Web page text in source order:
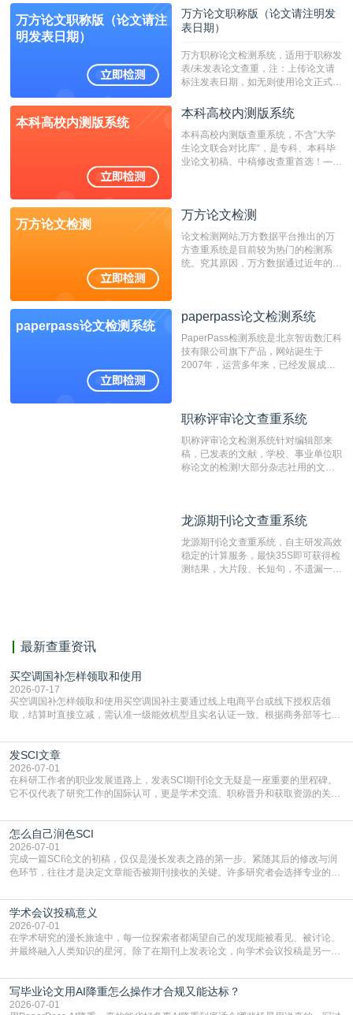
定院校！！！
万方论文职称版（论文请注
明发表日期）
万方论文职称版（论文请注明发
表日期）
万方职称论文检测系统，适用于职称发
表/未发表论文查重，注：上传论文请
标注发表日期，如无则使用论文正式发
成时间作为发表日期。
本科高校内测版系统
本科高校内测版系统
本科高校内测版查重系统，不含”大学
生论文联合对比库“，是专科、本科毕
业论文初稿、中稿修改查重首选！——
万方论文检测
万方论文检测
论文检测网站,万方数据平台推出的万
方查重系统是目前较为热门的检测系
统。究其原因，万方数据通过近年的发
非。其次，相对于知网而言，万方检测
重的推荐系统。
paperpass论文检测系统
paperpass论文检测系统
PaperPass检测系统是北京智齿数汇科
技有限公司旗下产品，网站诞生于
2007年，运营多年来，已经发展成为
检测速度快、精度高，市场反映良好。
职称评审论文查重系统
职称评审论文检测系统针对编辑部来
稿，已发表的文献，学校、事业单位职
称论文的检测!大部分杂志社用的文献
编辑部检测来稿和已发表的文献,检测
测时注意填写第一作者,才能排除已发
表文献复制比。（限制字符数1万）
龙源期刊论文查重系统
龙源期刊论文查重系统，自主研发高效
稳定的计算服务，最快35S即可获得检
测结果，大片段、长短句，不遗漏一处
最新查重资讯
买空调国补怎样领取和使用
2026-07-17
买空调国补怎样领取和使用买空调国补主要通过线上电商平台或线下授权店领
取，结算时直接立减‌，需认准一级能效机型且实名认证一致。根据商务部等七部
能领到补贴首选‌京东APP‌搜索专属口令(如【家电补贴1637】、【国补立省
4949】等，口令会随活动更新，以页面显示为准)进入补贴专场。淘宝/天猫也可
复制粘贴【8$FKFGgJq
发SCI文章
2026-07-01
在科研工作者的职业发展道路上，发表SCI期刊论文无疑是一座重要的里程碑。
它不仅代表了研究工作的国际认可，更是学术交流、职称晋升和获取资源的关键
战与困惑。从选题立意到投稿回应，每一步都需要精心的策略与扎实的工作。本
篇AEIC学术交流中心小编就为大家介绍“发SCI文章”。一、精准定位是成功的第
一步发表SCI文章，首要解决的问题是“投
怎么自己润色SCI
2026-07-01
完成一篇SCI论文的初稿，仅仅是漫长发表之路的第一步。紧随其后的修改与润
色环节，往往才是决定文章能否被期刊接收的关键。许多研究者会选择专业的语
质量，更能在此过程中深化对学术写作的理解。如何系统、高效地打磨自己的论
文，使其在语言和学术表达上更符合国际期刊的要求，是每位研究者值得投入学
习的技能。本篇AEIC学术交流中心小编就为大家介
学术会议投稿意义
2026-07-01
在学术研究的漫长旅途中，每一位探索者都渴望自己的发现能被看见、被讨论、
并最终融入人类知识的星河。除了在期刊上发表论文，向学术会议投稿是另一个
广阔学术天地的大门，连接着个体研究与社会网络。本篇AEIC学术交流中心小编
就为大家介绍“学术会议投稿意义”。一、加速研究成果的传播与反馈学术会议通
常具有周期短、时效性强的特点。相比期刊漫长的
写毕业论文用AI降重怎么操作才合规又能达标？
2026-07-01